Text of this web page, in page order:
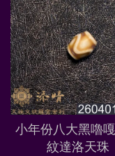
小年份八大黑嚕
紋達洛天珠